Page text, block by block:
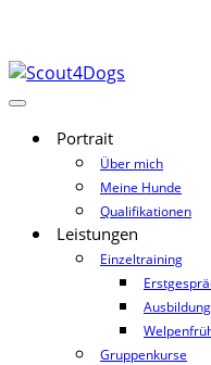
Portrait
Über mich
Meine Hunde
Qualifikationen
Leistungen
Einzeltraining
Gruppenkurse